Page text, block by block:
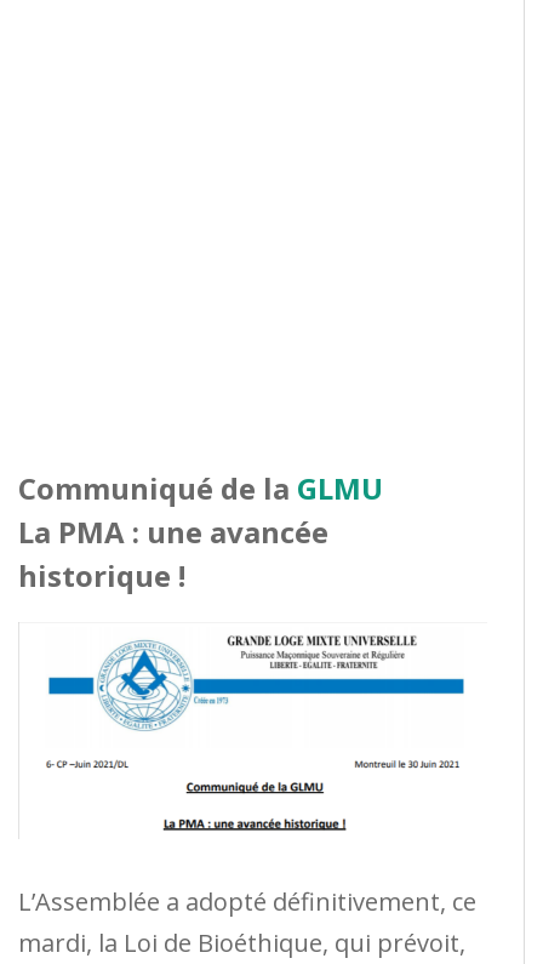
Communiqué de la GLMU
La PMA : une avancée
historique !
L’Assemblée a adopté définitivement, ce
mardi, la Loi de Bioéthique, qui prévoit,